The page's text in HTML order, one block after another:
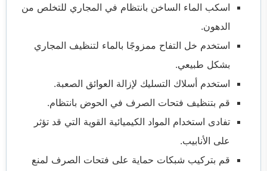
اسكب الماء الساخن بانتظام في المجاري للتخلص من
الدهون.
استخدم خل التفاح ممزوجًا بالماء لتنظيف المجاري
بشكل طبيعي.
استخدم أسلاك التسليك لإزالة العوائق الصعبة.
قم بتنظيف فتحات الصرف في الحوض بانتظام.
تفادى استخدام المواد الكيميائية القوية التي قد تؤثر
على الأنابيب.
قم بتركيب شبكات حماية على فتحات الصرف لمنع